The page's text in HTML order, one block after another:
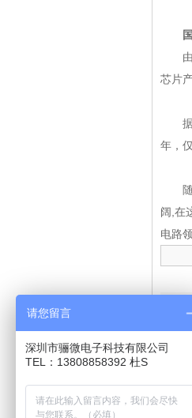
国
由于
芯片
据市
年，
随着
阔,在
电路
相
请您留言
深圳市骊微电子科技有限公司
TEL：13808858392 杜S